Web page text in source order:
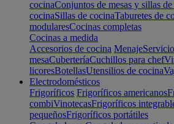
cocinaConjuntos de mesas y sillas
cocinaSillas de cocinaTaburetes de
modularesCocinas completas
Cocinas a medida
Accesorios de cocina Menaje
mesaCuberteríaCuchillos para chef
licoresBotellasUtensilios de cocina
Electrodomésticos
Frigoríficos Frigoríficos americanos
combiVinotecasFrigoríficos
pequeñosFrigoríficos portátiles